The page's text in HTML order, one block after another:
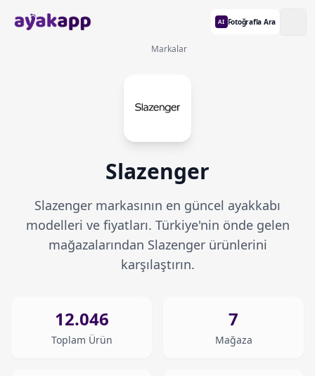
AI Fotoğrafla Ara
Markalar
Slazenger
Slazenger markasının en güncel ayakkabı
modelleri ve fiyatları. Türkiye'nin önde gelen
mağazalarından Slazenger ürünlerini
karşılaştırın.
12.046
Toplam Ürün
7
Mağaza